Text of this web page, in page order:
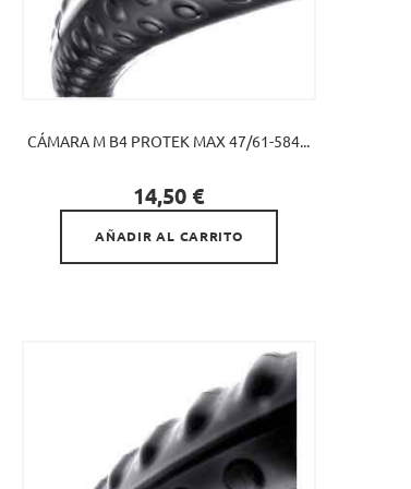
CÁMARA M B4 PROTEK MAX 47/61-584...
Precio
14,50 €

AÑADIR AL CARRITO